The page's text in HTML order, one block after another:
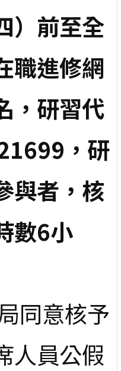
）前至全
職進修網
，研習代
，研
與者，核
數6小
同意核予
人員公假